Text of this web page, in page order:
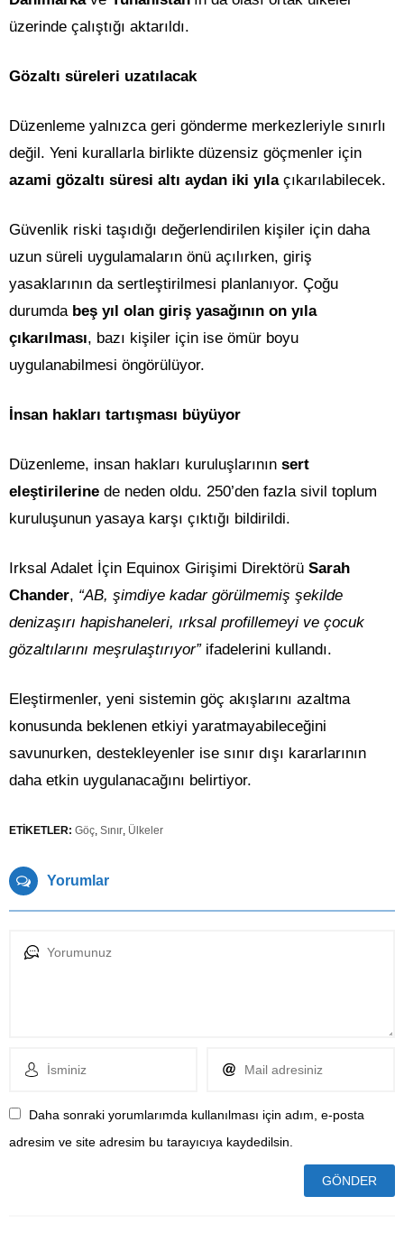
üzerinde çalıştığı aktarıldı.
Gözaltı süreleri uzatılacak
Düzenleme yalnızca geri gönderme merkezleriyle sınırlı
değil. Yeni kurallarla birlikte düzensiz göçmenler için
azami gözaltı süresi altı aydan iki yılaçıkarılabilecek.
Güvenlik riski taşıdığı değerlendirilen kişiler için daha
uzun süreli uygulamaların önü açılırken, giriş
yasaklarının da sertleştirilmesi planlanıyor. Çoğu
durumda beş yıl olan giriş yasağının on yıla
çıkarılması, bazı kişiler için ise ömür boyu
uygulanabilmesi öngörülüyor.
İnsan hakları tartışması büyüyor
Düzenleme, insan hakları kuruluşlarının sert
eleştirilerine de neden oldu. 250’den fazla sivil toplum
kuruluşunun yasaya karşı çıktığı bildirildi.
Irksal Adalet İçin Equinox Girişimi Direktörü Sarah
Chander, “AB, şimdiye kadar görülmemiş şekilde
denizaşırı hapishaneleri, ırksal profillemeyi ve çocuk
gözaltılarını meşrulaştırıyor”ifadelerini kullandı.
Eleştirmenler, yeni sistemin göç akışlarını azaltma
konusunda beklenen etkiyi yaratmayabileceğini
savunurken, destekleyenler ise sınır dışı kararlarının
daha etkin uygulanacağını belirtiyor.
ETİKETLER: Göç, Sınır, Ülkeler
Yorumlar
Daha sonraki yorumlarımda kullanılması için adım, e-posta
adresim ve site adresim bu tarayıcıya kaydedilsin.